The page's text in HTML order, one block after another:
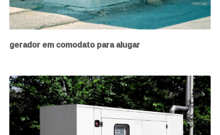
gerador em comodato para alugar